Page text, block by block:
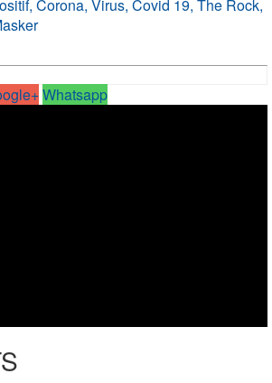
Corona, Virus, Covid 19, The Rock,
Whatsapp